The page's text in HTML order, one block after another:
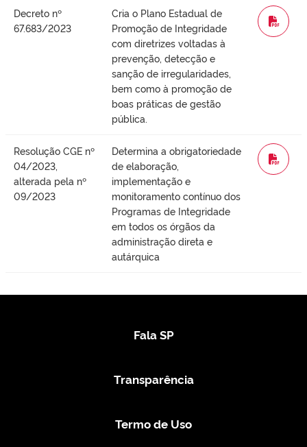
Decreto nº
67.683/2023
Cria o Plano Estadual de
Promoção de Integridade
com diretrizes voltadas à
prevenção, detecção e
sanção de irregularidades,
bem como à promoção de
boas práticas de gestão
pública.
WORD
Resolução CGE nº
04/2023,
alterada pela nº
09/2023
Determina a obrigatoriedade
de elaboração,
implementação e
monitoramento contínuo dos
Programas de Integridade
em todos os órgãos da
administração direta e
autárquica
WORD
Fala SP
Transparência
Termo de Uso